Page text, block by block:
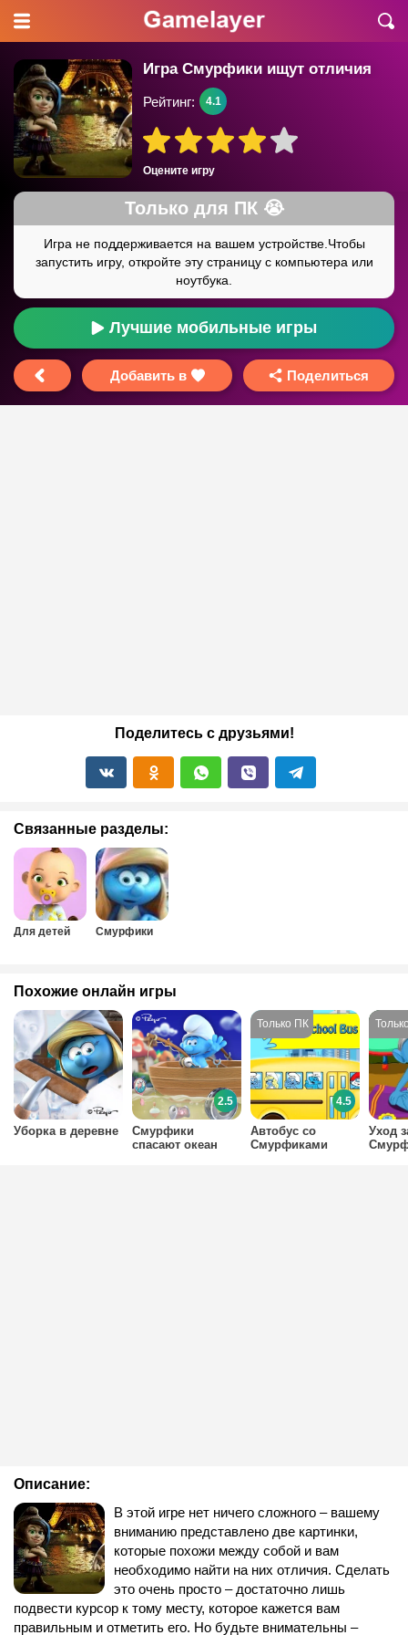
Игра Смурфики ищут отличия
Оцените игру
Рейтинг: 4.1
Лучшие мобильные игры
Добавить в Поделиться
Поделитесь с друзьями!
Связанные разделы:
Для детей Смурфики
Описание:
В этой игре нет ничего сложного – вашему
вниманию представлено две картинки,
которые похожи между собой и вам
необходимо найти на них отличия. Сделать
это очень просто – достаточно лишь
подвести курсор к тому месту, которое кажется вам
правильным и отметить его. Но будьте внимательны –
Похожие онлайн игры
Автобус со
Смурфиками
4.5
Уход
Уборка в деревне
Смурфики
спасают океан
2.5